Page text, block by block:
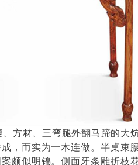
方材、三弯腿外翻马蹄的大
，而实为一木连做。半桌束
颇似明锦。侧面牙条雕折枝